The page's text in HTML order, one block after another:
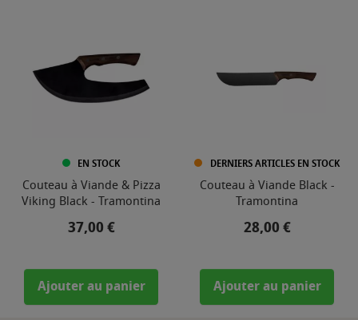
EN STOCK
Couteau à Viande & Pizza
Viking Black - Tramontina
Prix
37,00 €
Ajouter au panier
DERNIERS ARTICLES EN STOCK
Couteau à Viande Black -
Tramontina
Prix
28,00 €
Ajouter au panier